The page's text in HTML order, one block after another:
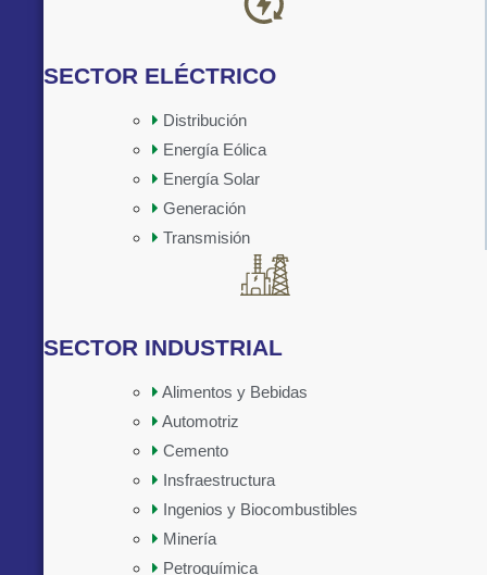
SECTOR ELÉCTRICO
Distribución
Energía Eólica
Energía Solar
Generación
Transmisión
Implementado por:
SECTOR INDUSTRIAL
Alimentos y Bebidas
Automotriz
Cemento
Insfraestructura
Ingenios y Biocombustibles
Minería
Petroquímica